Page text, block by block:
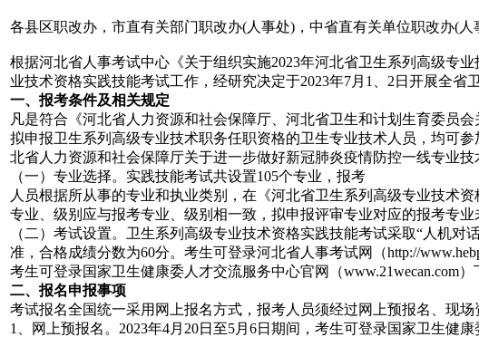
各县区职改办，市直有关部门职改办(人事处)，中省直有关单位职改办(人
根据河北省人事考试中心《关于组织实施2023年河北省卫生系列高级专
业技术资格实践技能考试工作，经研究决定于2023年7月1、2日开展全
一、报考条件及相关规定
凡是符合《河北省人力资源和社会保障厅、河北省卫生和计划生育委员
拟申报卫生系列高级专业技术职务任职资格的卫生专业技术人员，均可参
北省人力资源和社会保障厅关于进一步做好新冠肺炎疫情防控一线专业
（一）专业选择。实践技能考试共设置105个专业，报考
人员根据所从事的专业和执业类别，在《河北省卫生系列高级专业技术
专业、级别应与报考专业、级别相一致，拟申报评审专业对应的报考专
（二）考试设置。卫生系列高级专业技术资格实践技能考试采取“人机
准，合格成绩分数为60分。考生可登录河北省人事考试网（http://
考生可登录国家卫生健康委人才交流服务中心官网（www.21wecan.com
二、报名申报事项
考试报名全国统一采用网上报名方式，报考人员须经过网上预报名、现
1、网上预报名。2023年4月20日至5月6日期间，考生可登录国家卫生健